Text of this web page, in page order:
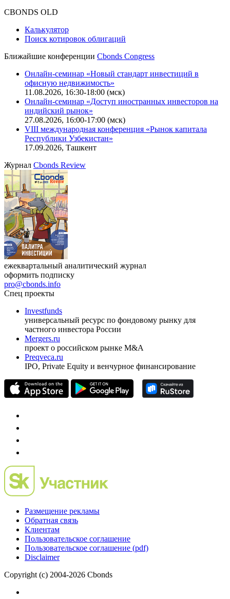
CBONDS OLD
Калькулятор
Поиск котировок облигаций
Ближайшие конференции Cbonds Congress
Онлайн-семинар «Новый стандарт инвестиций в
офисную недвижимость»
11.08.2026, 16:30-18:00 (мск)
Онлайн-семинар «Доступ иностранных инвесторов на
индийский рынок»
27.08.2026, 16:00-17:00 (мск)
VIII международная конференция «Рынок капитала
Республики Узбекистан»
17.09.2026, Ташкент
Журнал Cbonds Review
ежеквартальный аналитический журнал
оформить подписку
pro@cbonds.info
Спец проекты
Investfunds
универсальный ресурс по фондовому рынку для
частного инвестора России
Mergers.ru
проект о российском рынке M&A
Preqveca.ru
IPO, Private Equity и венчурное финансирование
Размещение рекламы
Обратная связь
Клиентам
Пользовательское соглашение
Пользовательское соглашение (pdf)
Disclaimer
Copyright (c) 2004-2026 Cbonds